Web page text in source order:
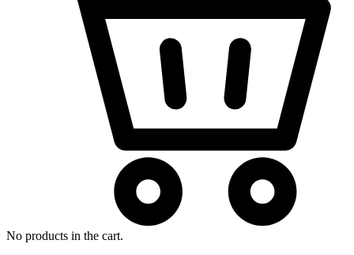
No products in the cart.